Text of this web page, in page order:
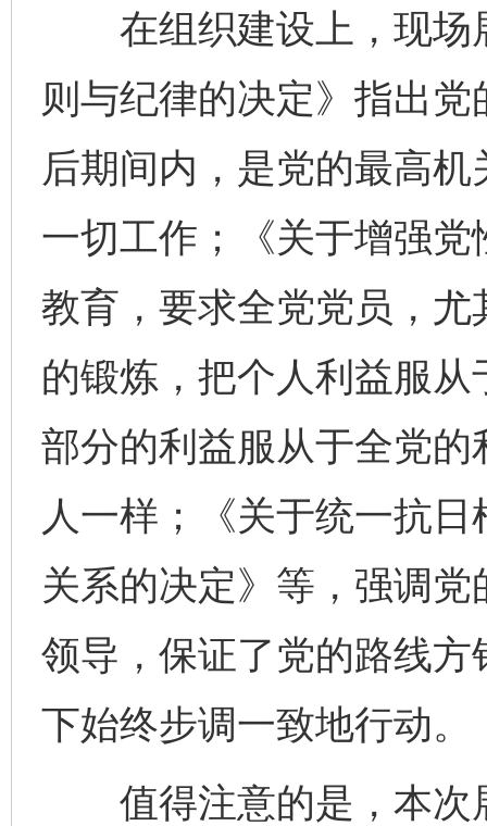
在组织建设上，现场
则与纪律的决定》指出
后期间内，是党的最高
一切工作；《关于增强
教育，要求全党党员，
的锻炼，把个人利益服
部分的利益服从于全党
人一样；《关于统一抗
关系的决定》等，强调
领导，保证了党的路线
下始终步调一致地行动。
值得注意的是，本次